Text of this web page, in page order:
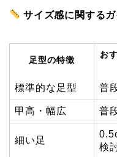
サイズ感に関する
足型の特徴
お
標準的な足型 普
甲高・幅広 普
細い足
検